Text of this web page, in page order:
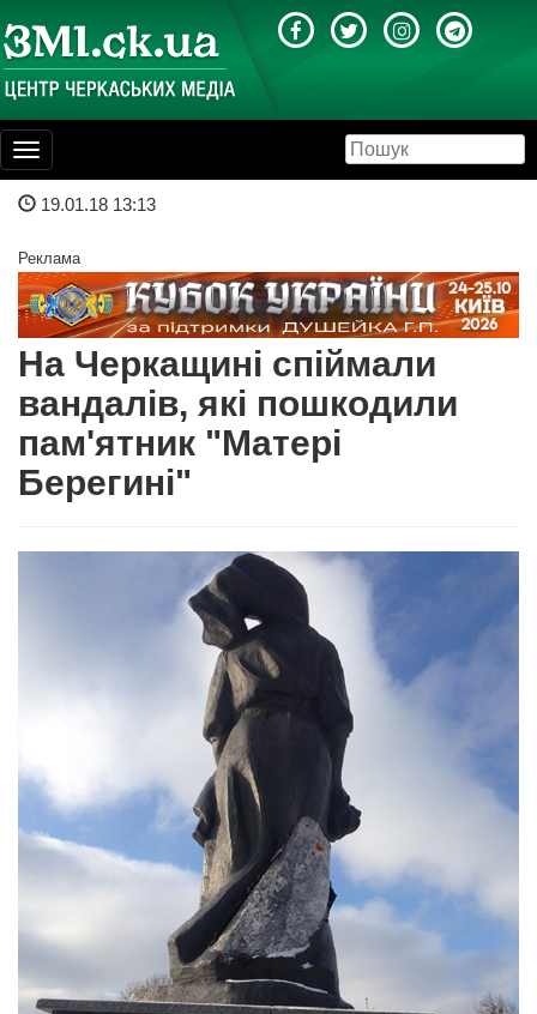
Toggle
navigation
19.01.18 13:13
Реклама
На Черкащині спіймали
вандалів, які пошкодили
пам'ятник "Матері
Берегині"